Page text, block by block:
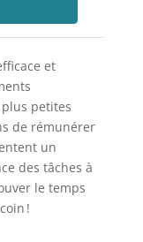
et
petites
de rémunérer
un
des tâches à
le temps
!